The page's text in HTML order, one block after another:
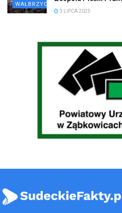
WAŁBRZYCH
3 LIPCA 2025